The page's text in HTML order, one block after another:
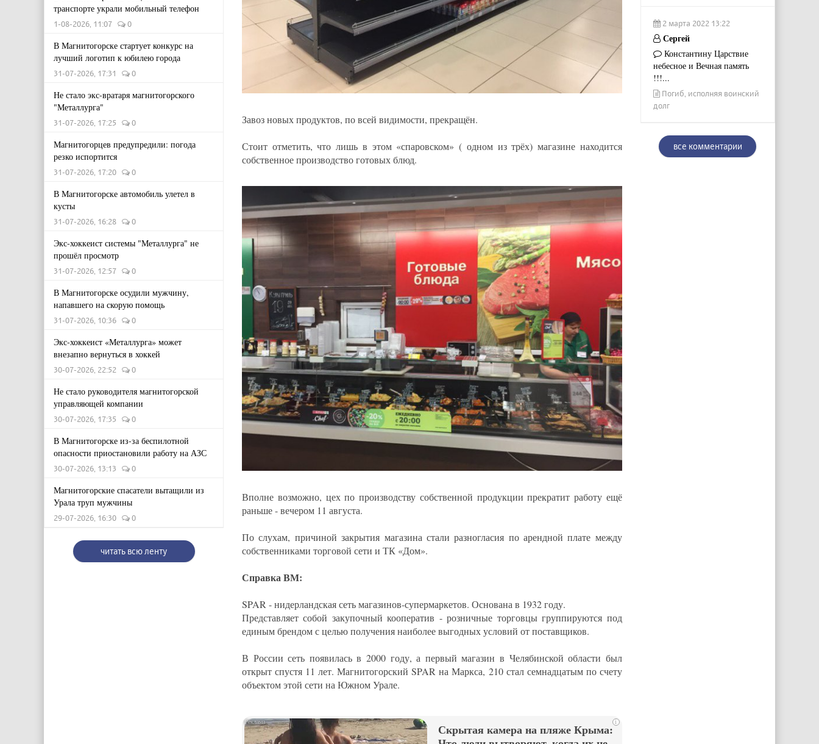
транспорте украли мобильный телефон
1-08-2026, 11:07 0
В Магнитогорске стартует конкурс на
лучший логотип к юбилею города
31-07-2026, 17:31 0
Не стало экс-вратаря магнитогорского
"Металлурга"
31-07-2026, 17:25 0
Магнитогорцев предупредили: погода
резко испортится
31-07-2026, 17:20 0
В Магнитогорске автомобиль улетел в
кусты
31-07-2026, 16:28 0
Экс-хоккеист системы "Металлурга" не
прошёл просмотр
31-07-2026, 12:57 0
В Магнитогорске осудили мужчину,
напавшего на скорую помощь
31-07-2026, 10:36 0
Экс-хоккеист «Металлурга» может
внезапно вернуться в хоккей
30-07-2026, 22:52 0
Не стало руководителя магнитогорской
управляющей компании
30-07-2026, 17:35 0
В Магнитогорске из-за беспилотной
опасности приостановили работу на АЗС
30-07-2026, 13:13 0
Магнитогорские спасатели вытащили из
Урала труп мужчины
29-07-2026, 16:30 0
читать всю ленту
Завоз новых продуктов, по всей видимости, прекращён.
Стоит отметить, что лишь в этом «спаровском» ( одном из трёх) магазине находится
собственное производство готовых блюд.
Вполне возможно, цех по производству собственной продукции прекратит работу ещё
раньше - вечером 11 августа.
По слухам, причиной закрытия магазина стали разногласия по арендной плате между
собственниками торговой сети и ТК «Дом».
Справка ВМ:
SPAR - нидерландская сеть магазинов-супермаркетов. Основана в 1932 году.
Представляет собой закупочный кооператив - розничные торговцы группируются под
единым брендом с целью получения наиболее выгодных условий от поставщиков.
В России сеть появилась в 2000 году, а первый магазин в Челябинской области был
открыт спустя 11 лет. Магнитогорский SPAR на Маркса, 210 стал семнадцатым по счету
объектом этой сети на Южном Урале.
i
Скрытая камера на пляже Крыма:
2 марта 2022 13:22
Сергей
Константину Царствие
небесное и Вечная память
!!!...
Погиб, исполняя воинский
долг
все комментарии